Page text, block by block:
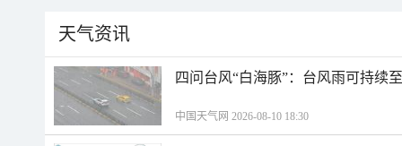
天气资讯
四问台风“白海豚”：台风雨可持续
中国天气网 2026-08-10 18:30